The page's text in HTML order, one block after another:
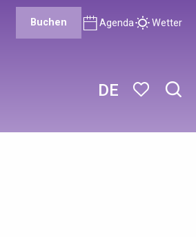
DE
Buchen Agenda Wetter